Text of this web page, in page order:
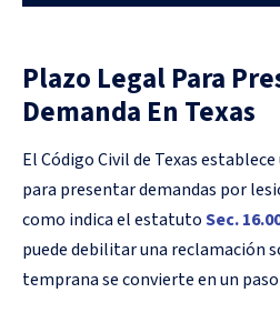
Plazo Legal Para
Demanda En Texas
El Código Civil de Texas establece
para presentar demandas por
como indica el estatutoSec.
puede debilitar una reclamación
temprana se convierte en un